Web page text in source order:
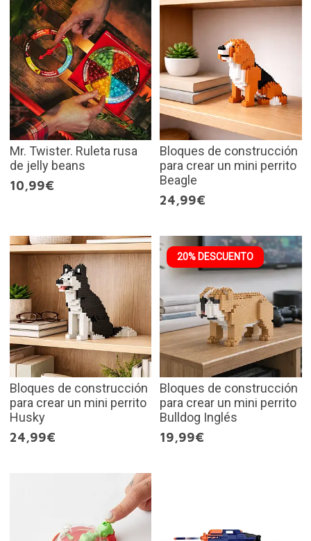
Mr. Twister. Ruleta rusa
de jelly beans
10,99€
Bloques de construcción
para crear un mini perrito
Beagle
24,99€
Bloques de construcción
para crear un mini perrito
Husky
24,99€
20% DESCUENTO
Bloques de construcción
para crear un mini perrito
Bulldog Inglés
19,99€